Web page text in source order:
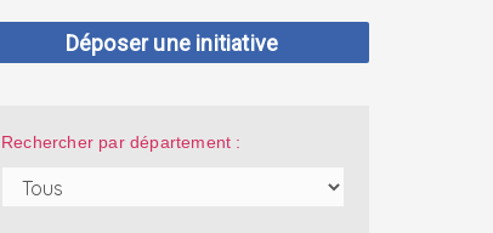
Déposer une initiative
Rechercher par département :